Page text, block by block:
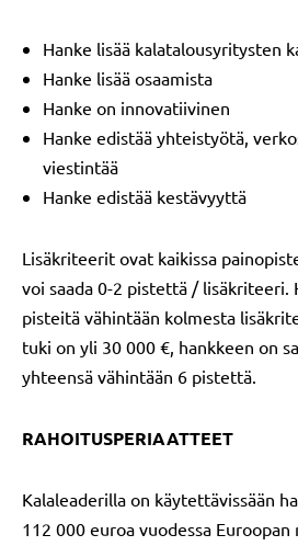
Hanke lisää kalatalousyritysten
Hanke lisää osaamista
Hanke on innovatiivinen
Hanke edistää yhteistyötä,
viestintää
Hanke edistää kestävyyttä
Lisäkriteerit ovat kaikissa
voi saada 0-2 pistettä / lisäkriteeri.
pisteitä vähintään kolmesta
tuki on yli 30 000 €, hankkeen on
yhteensä vähintään 6 pistettä.
RAHOITUSPERIAATTEET
Kalaleaderilla on käytettävissään
112 000 euroa vuodessa